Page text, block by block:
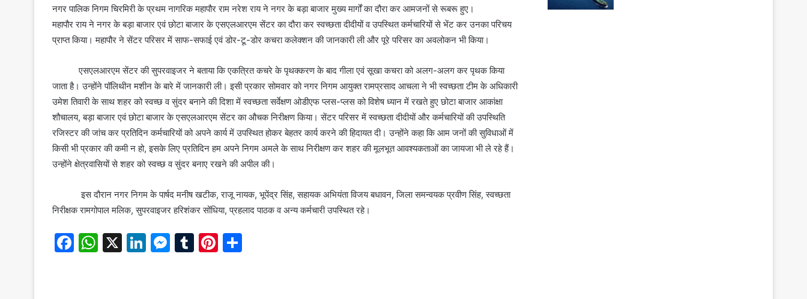
नगर पालिक निगम चिरमिरी के प्रथम नागरिक महापौर राम नरेश राय ने नगर के बड़ा बाजार मुख्य मार्गों का दौरा कर आमजनों से रूबरू हुए।
महापौर राय ने नगर के बड़ा बाजार एवं छोटा बाजार के एसएलआरएम सेंटर का दौरा कर स्वच्छता दीदीयों व उपस्थित कर्मचारियों से भेंट कर उनका परिचय
प्राप्त किया। महापौर ने सेंटर परिसर में साफ-सफाई एवं डोर-टू-डोर कचरा कलेक्शन की जानकारी ली और पूरे परिसर का अवलोकन भी किया।
एसएलआरएम सेंटर की सुपरवाइजर ने बताया कि एकत्रित कचरे के पृथक्करण के बाद गीला एवं सूखा कचरा को अलग-अलग कर पृथक किया
जाता है। उन्होंने पॉलिथीन मशीन के बारे में जानकारी ली। इसी प्रकार सोमवार को नगर निगम आयुक्त रामप्रसाद आचला ने भी स्वच्छता टीम के अधिकारी
उमेश तिवारी के साथ शहर को स्वच्छ व सुंदर बनाने की दिशा में स्वच्छता सर्वेक्षण ओडीएफ प्लस-प्लस को विशेष ध्यान में रखते हुए छोटा बाजार आकांक्षा
शौचालय, बड़ा बाजार एवं छोटा बाजार के एसएलआरएम सेंटर का औचक निरीक्षण किया। सेंटर परिसर में स्वच्छता दीदीयों और कर्मचारियों की उपस्थिति
रजिस्टर की जांच कर प्रतिदिन कर्मचारियों को अपने कार्य में उपस्थित होकर बेहतर कार्य करने की हिदायत दी। उन्होंने कहा कि आम जनों की सुविधाओं में
किसी भी प्रकार की कमी न हो, इसके लिए प्रतिदिन हम अपने निगम अमले के साथ निरीक्षण कर शहर की मूलभूत आवश्यकताओं का जायजा भी ले रहे हैं।
उन्होंने क्षेत्रवासियों से शहर को स्वच्छ व सुंदर बनाए रखने की अपील की।
इस दौरान नगर निगम के पार्षद मनीष खटीक, राजू नायक, भूपेंद्र सिंह, सहायक अभियंता विजय बधावन, जिला समन्वयक प्रवीण सिंह, स्वच्छता
निरीक्षक रामगोपाल मलिक, सुपरवाइजर हरिशंकर सोंधिया, प्रहलाद पाठक व अन्य कर्मचारी उपस्थित रहे।
F
W X
Li M T
Pi